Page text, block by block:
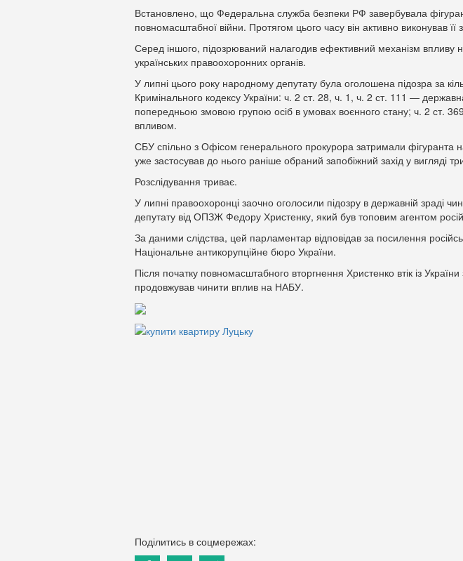
Встановлено, що Федеральна служба безпеки РФ завербувала
повномасштабної війни. Протягом цього часу він активно виконував її
Серед іншого, підозрюваний налагодив ефективний механізм впливу
українських правоохоронних органів.
У липні цього року народному депутату була оголошена підозра за
Кримінального кодексу України: ч. 2 ст. 28, ч. 1, ч. 2 ст. 111 —
попередньою змовою групою осіб в умовах воєнного стану; ч. 2 ст.
впливом.
СБУ спільно з Офісом генерального прокурора затримали фігуранта
уже застосував до нього раніше обраний запобіжний захід у вигляді
Розслідування триває.
У липні правоохоронці заочно оголосили підозру в державній зраді
депутату від ОПЗЖ Федору Христенку, який був топовим агентом
За даними слідства, цей парламентар відповідав за посилення
Національне антикорупційне бюро України.
Після початку повномасштабного вторгнення Христенко втік із України
продовжував чинити вплив на НАБУ.
Поділитись в соцмережах: